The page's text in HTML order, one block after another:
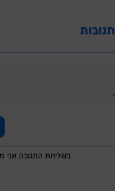
בשליחת התגובה אני